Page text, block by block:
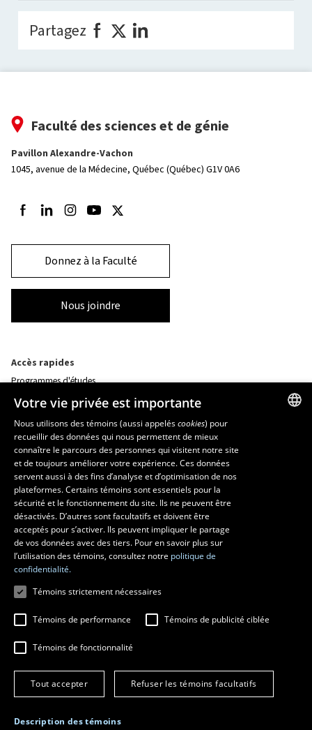
Partagez
Faculté des sciences et de génie
Pavillon Alexandre-Vachon
1045, avenue de la Médecine, Québec (Québec) G1V 0A6
Suivez-nous sur Facebook
Suivez-nous sur LinkedIn
Suivez-nous sur Instagram
Suivez-nous sur Youtube
Suivez-nous sur Twitter
Donnez à la Faculté
Nous joindre
Accès rapides
Programmes d'études
Nos départements et école
Foire aux questions
Ressources
monPortail
MESURES D'URGENCE
Composer le418 656-5555
© 2026 Université Laval
Tous droits réservés
Conditions générales d'utilisation
Fraude en ligne
Paramétrer les témoins
Votre vie privée est importante
Nous utilisons des témoins (aussi appeléscookies) pour
recueillir des données qui nous permettent de mieux
connaître le parcours des personnes qui visitent notre site
et de toujours améliorer votre expérience. Ces données
servent aussi à des fins d’analyse et d’optimisation de nos
plateformes. Certains témoins sont essentiels pour la
sécurité et le fonctionnement du site. Ils ne peuvent être
désactivés. D’autres sont facultatifs et doivent être
acceptés pour s’activer. Ils peuvent impliquer le partage
de vos données avec des tiers. Pour en savoir plus sur
l’utilisation des témoins, consultez notre politique de
confidentialité.
Témoins strictement nécessaires
Témoins de performance Témoins de publicité ciblée
Témoins de fonctionnalité
Tout accepter Refuser les témoins facultatifs
Description des témoins